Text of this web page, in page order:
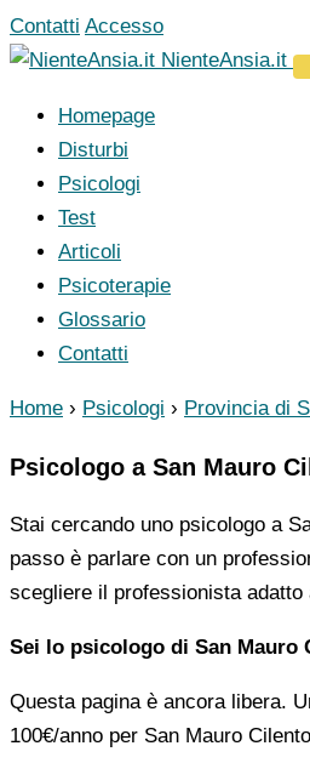
Vai
al
Contatti Accesso
NienteAnsia.it
Homepage
Disturbi
Psicologi
Test
Articoli
Psicoterapie
Glossario
Contatti
Home › Psicologi › Provincia di
Psicologo a San Mauro
Stai cercando uno psicologo a
passo è parlare con un
scegliere il professionista adatto
Sei lo psicologo di San Mauro
Questa pagina è ancora libera.
100€/anno per San Mauro